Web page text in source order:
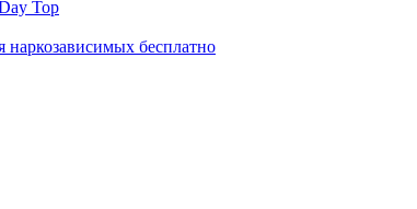
Top
бесплатно